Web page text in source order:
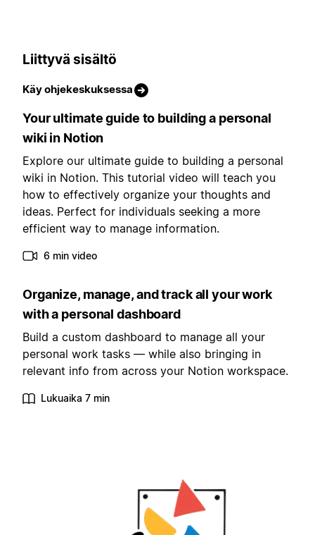
Liittyvä sisältö
Käy ohjekeskuksessa
Your ultimate guide to building a personal
wiki in Notion
Explore our ultimate guide to building a personal
wiki in Notion. This tutorial video will teach you
how to effectively organize your thoughts and
ideas. Perfect for individuals seeking a more
efficient way to manage information.
6 min video
Organize, manage, and track all your work
with a personal dashboard
Build a custom dashboard to manage all your
personal work tasks — while also bringing in
relevant info from across your Notion workspace.
Lukuaika 7 min